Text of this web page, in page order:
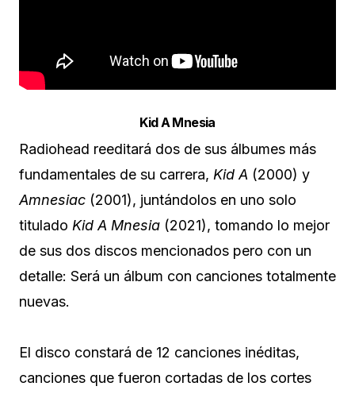
Kid A Mnesia
Radiohead reeditará dos de sus álbumes más
fundamentales de su carrera, Kid A (2000) y
Amnesiac (2001), juntándolos en uno solo
titulado Kid A Mnesia (2021), tomando lo mejor
de sus dos discos mencionados pero con un
detalle: Será un álbum con canciones totalmente
nuevas.
El disco constará de 12 canciones inéditas,
canciones que fueron cortadas de los cortes